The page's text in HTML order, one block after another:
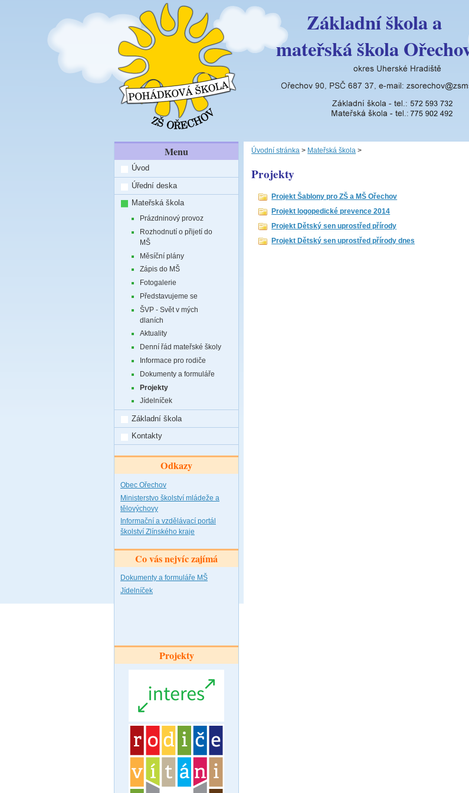
Základní škola a
mateřská škola
Menu
Úvod
Úřední deska
Mateřská škola
Prázdninový provoz
Rozhodnutí o přijetí do
MŠ
Měsíční plány
Zápis do MŠ
Fotogalerie
Představujeme se
ŠVP - Svět v mých
dlaních
Aktuality
Denní řád mateřské školy
Informace pro rodiče
Dokumenty a formuláře
Projekty
Jídelníček
Základní škola
Kontakty
Odkazy
Obec Ořechov
Ministerstvo školství mládeže a
tělovýchovy
Informační a vzdělávací portál
školství Zlínského kraje
Co vás nejvíc zajímá
Dokumenty a formuláře MŠ
Jídelníček
Projekty
Úvodní stránka > Mateřská škola >
Projekty
Projekt Šablony pro ZŠ a MŠ Ořechov
Projekt logopedické prevence 2014
Projekt Dětský sen uprostřed přírody
Projekt Dětský sen uprostřed přírody dnes